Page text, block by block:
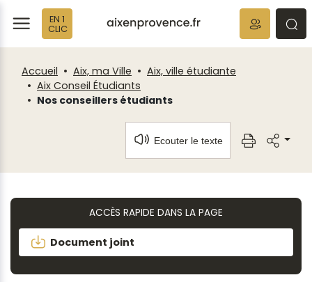
EN 1
CLIC
Accueil Aix, ma Ville
Aix, ville étudiante
Aix Conseil Étudiants
Nos conseillers étudiants
Ecouter le texte
ACCÈS RAPIDE DANS LA PAGE
Document joint
Fenêtre
de
chat
Panneau de gestion des cookies